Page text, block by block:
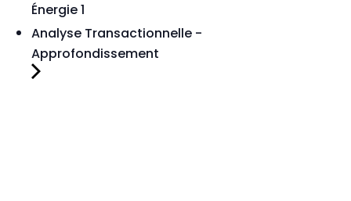
Énergie 1
Analyse Transactionnelle -
Approfondissement